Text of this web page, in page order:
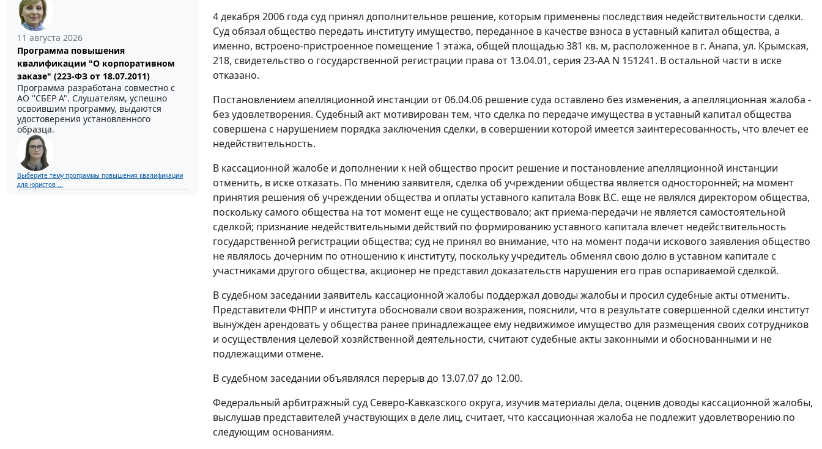
11 августа 2026
Программа повышения
квалификации "О корпоративном
заказе" (223-ФЗ от 18.07.2011)
Программа разработана совместно с
АО ''СБЕР А". Слушателям, успешно
освоившим программу, выдаются
удостоверения установленного
образца.
Выберите тему программы повышения квалификации
для юристов ...
4 декабря 2006 года суд принял дополнительное решение, которым применены последствия недействительности сделки.
Суд обязал общество передать институту имущество, переданное в качестве взноса в уставный капитал общества, а
именно, встроено-пристроенное помещение 1 этажа, общей площадью 381 кв. м, расположенное в г. Анапа, ул. Крымская,
218, свидетельство о государственной регистрации права от 13.04.01, серия 23-АА N 151241. В остальной части в иске
отказано.
Постановлением апелляционной инстанции от 06.04.06 решение суда оставлено без изменения, а апелляционная жалоба -
без удовлетворения. Судебный акт мотивирован тем, что сделка по передаче имущества в уставный капитал общества
совершена с нарушением порядка заключения сделки, в совершении которой имеется заинтересованность, что влечет ее
недействительность.
В кассационной жалобе и дополнении к ней общество просит решение и постановление апелляционной инстанции
отменить, в иске отказать. По мнению заявителя, сделка об учреждении общества является односторонней; на момент
принятия решения об учреждении общества и оплаты уставного капитала Вовк В.С. еще не являлся директором общества,
поскольку самого общества на тот момент еще не существовало; акт приема-передачи не является самостоятельной
сделкой; признание недействительными действий по формированию уставного капитала влечет недействительность
государственной регистрации общества; суд не принял во внимание, что на момент подачи искового заявления общество
не являлось дочерним по отношению к институту, поскольку учредитель обменял свою долю в уставном капитале с
участниками другого общества, акционер не представил доказательств нарушения его прав оспариваемой сделкой.
В судебном заседании заявитель кассационной жалобы поддержал доводы жалобы и просил судебные акты отменить.
Представители ФНПР и института обосновали свои возражения, пояснили, что в результате совершенной сделки институт
вынужден арендовать у общества ранее принадлежащее ему недвижимое имущество для размещения своих сотрудников
и осуществления целевой хозяйственной деятельности, считают судебные акты законными и обоснованными и не
подлежащими отмене.
В судебном заседании объявлялся перерыв до 13.07.07 до 12.00.
Федеральный арбитражный суд Северо-Кавказского округа, изучив материалы дела, оценив доводы кассационной жалобы,
выслушав представителей участвующих в деле лиц, считает, что кассационная жалоба не подлежит удовлетворению по
следующим основаниям.